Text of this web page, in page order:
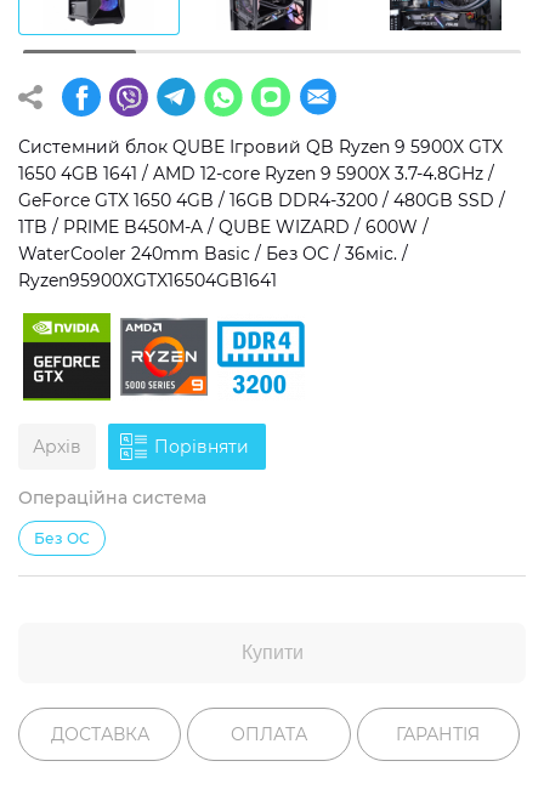
Операційна система
Windows 11 Home
Windows 11 Pro
Без ОС
Тип накопичувача
SSD
HDD
SSD + HDD
Додатково
RGB-підсвічування
Розблокований множник CPU
Надшвидкий M.2 SSD NVME
Системний блок QUBE Ігровий QB Ryzen 9 5900X GTX
1650 4GB 1641 / AMD 12-core Ryzen 9 5900X 3.7-4.8GHz /
GeForce GTX 1650 4GB / 16GB DDR4-3200 / 480GB SSD /
1TB / PRIME B450M-A / QUBE WIZARD / 600W /
WaterCooler 240mm Basic / Без ОС / 36міс. /
Ryzen95900XGTX16504GB1641
Архів Порівняти
Операційна система
Без ОС
Купити
ДОСТАВКА ОПЛАТА ГАРАНТІЯ